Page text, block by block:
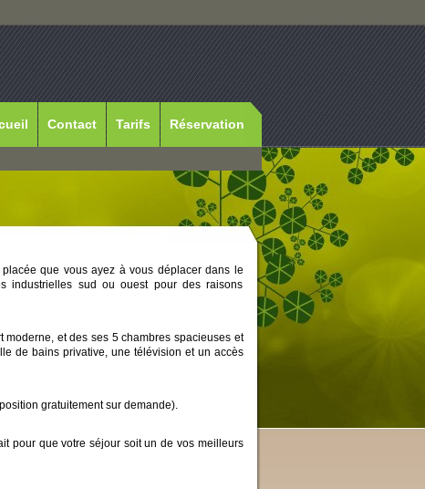
Contact Tarifs Réservation
que vous ayez à vous déplacer dans le
industrielles sud ou ouest pour des raisons
et des ses 5 chambres spacieuses et
de bains privative, une télévision et un accès
gratuitement sur demande).
pour que votre séjour soit un de vos meilleurs